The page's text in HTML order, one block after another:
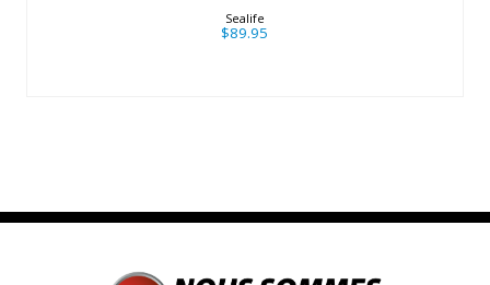
$89.95
Sealife
$89.95